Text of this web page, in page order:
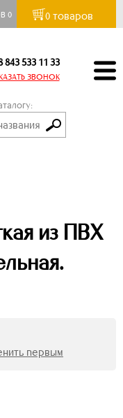
0 0 товаров
843 533 11 33
ЗВОНОК
из ПВХ
первым